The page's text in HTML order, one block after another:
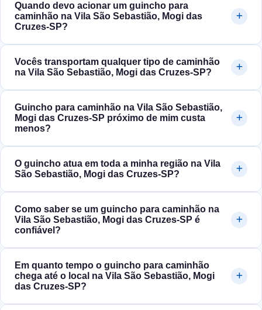
Quando devo acionar um guincho para
caminhão na Vila São Sebastião, Mogi das
Cruzes‑SP?
Vocês transportam qualquer tipo de caminhão
na Vila São Sebastião, Mogi das Cruzes‑SP?
Guincho para caminhão na Vila São Sebastião,
Mogi das Cruzes‑SP próximo de mim custa
menos?
O guincho atua em toda a minha região na Vila
São Sebastião, Mogi das Cruzes‑SP?
Como saber se um guincho para caminhão na
Vila São Sebastião, Mogi das Cruzes‑SP é
confiável?
Em quanto tempo o guincho para caminhão
chega até o local na Vila São Sebastião, Mogi
das Cruzes‑SP?